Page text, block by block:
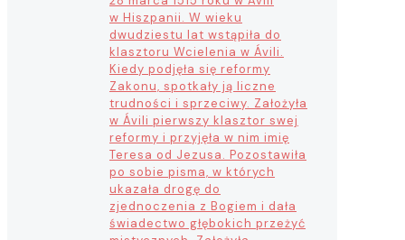
w Hiszpanii. W wieku
dwudziestu lat wstąpiła do
klasztoru Wcielenia w Ávili.
Kiedy podjęła się reformy
Zakonu, spotkały ją liczne
trudności i sprzeciwy. Założyła
w Ávili pierwszy klasztor swej
reformy i przyjęła w nim imię
Teresa od Jezusa. Pozostawiła
po sobie pisma, w których
ukazała drogę do
zjednoczenia z Bogiem i dała
świadectwo głębokich przeżyć